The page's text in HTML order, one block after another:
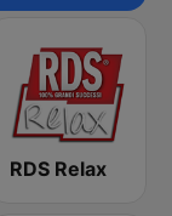
RDS Relax